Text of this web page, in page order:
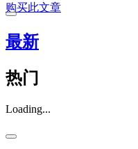
购买此文章
最新
热门
Loading...